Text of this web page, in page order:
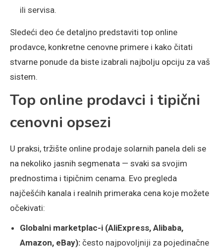
ili servisa.
Sledeći deo će detaljno predstaviti top online
prodavce, konkretne cenovne primere i kako čitati
stvarne ponude da biste izabrali najbolju opciju za vaš
sistem.
Top online prodavci i tipični
cenovni opsezi
U praksi, tržište online prodaje solarnih panela deli se
na nekoliko jasnih segmenata — svaki sa svojim
prednostima i tipičnim cenama. Evo pregleda
najčešćih kanala i realnih primeraka cena koje možete
očekivati:
Globalni marketplac-i (AliExpress, Alibaba,
Amazon, eBay): često najpovoljniji za pojedinačne